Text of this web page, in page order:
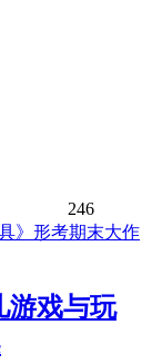
246
游戏与玩